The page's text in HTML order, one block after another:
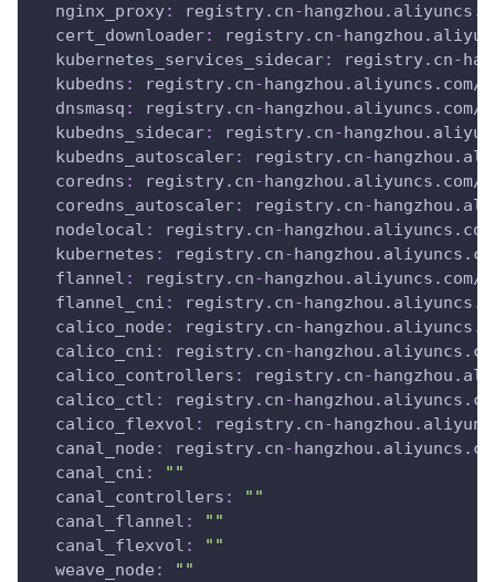
nginx_proxy: registry.cn-
cert_downloader: registry.cn-
kubernetes_services_sidecar: registry.cn-
kubedns : registry.cn-hangzhou.aliyuncs.com/
dnsmasq : registry.cn-hangzhou.aliyuncs.com/
kubedns_sidecar: registry.cn-
kubedns_autoscaler: registry.cn-
coredns : registry.cn-hangzhou.aliyuncs.com/
coredns_autoscaler: registry.cn-
nodelocal : registry.cn-
kubernetes : registry.cn-
flannel : registry.cn-hangzhou.aliyuncs.com/
flannel_cni : registry.cn-
calico_node : registry.cn-
calico_cni : registry.cn-
calico_controllers : registry.cn-
calico_ctl : registry.cn-
calico_flexvol : registry.cn-
canal_node : registry.cn-
canal_cni :
""
canal_controllers :
""
canal_flannel :
""
canal_flexvol :
""
weave_node :
""